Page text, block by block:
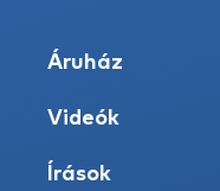
Áruház
Videók
Írások